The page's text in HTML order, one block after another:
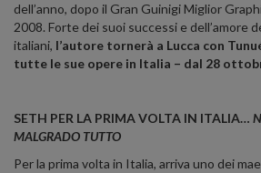
dell’anno, dopo il Gran Guinigi Miglior
2008. Forte dei suoi successi e dell’amore
italiani, l’autore tornerà a Lucca con
tutte le sue opere in Italia – dal 28
SETH PER LA PRIMA VOLTA IN ITALIA…
MALGRADO TUTTO
Per la prima volta in Italia, arriva uno dei